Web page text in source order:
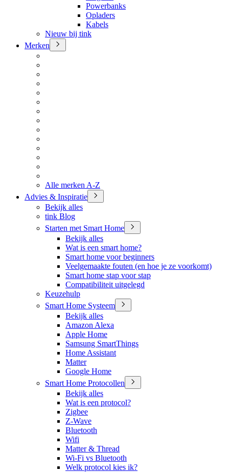
Powerbanks
Opladers
Kabels
Nieuw bij tink
Merken
Alle merken A-Z
Advies & Inspiratie
Bekijk alles
tink Blog
Starten met Smart Home
Bekijk alles
Wat is een smart home?
Smart home voor beginners
Veelgemaakte fouten (en hoe je ze voorkomt)
Smart home stap voor stap
Compatibiliteit uitgelegd
Keuzehulp
Smart Home Systeem
Bekijk alles
Amazon Alexa
Apple Home
Samsung SmartThings
Home Assistant
Matter
Google Home
Smart Home Protocollen
Bekijk alles
Wat is een protocol?
Zigbee
Z-Wave
Bluetooth
Wifi
Matter & Thread
Wi-Fi vs Bluetooth
Welk protocol kies ik?